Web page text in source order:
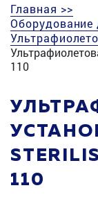
Главная >>
Оборудование
110
110